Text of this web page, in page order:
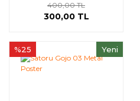
400,00 TL
300,00 TL
Yeni
%25